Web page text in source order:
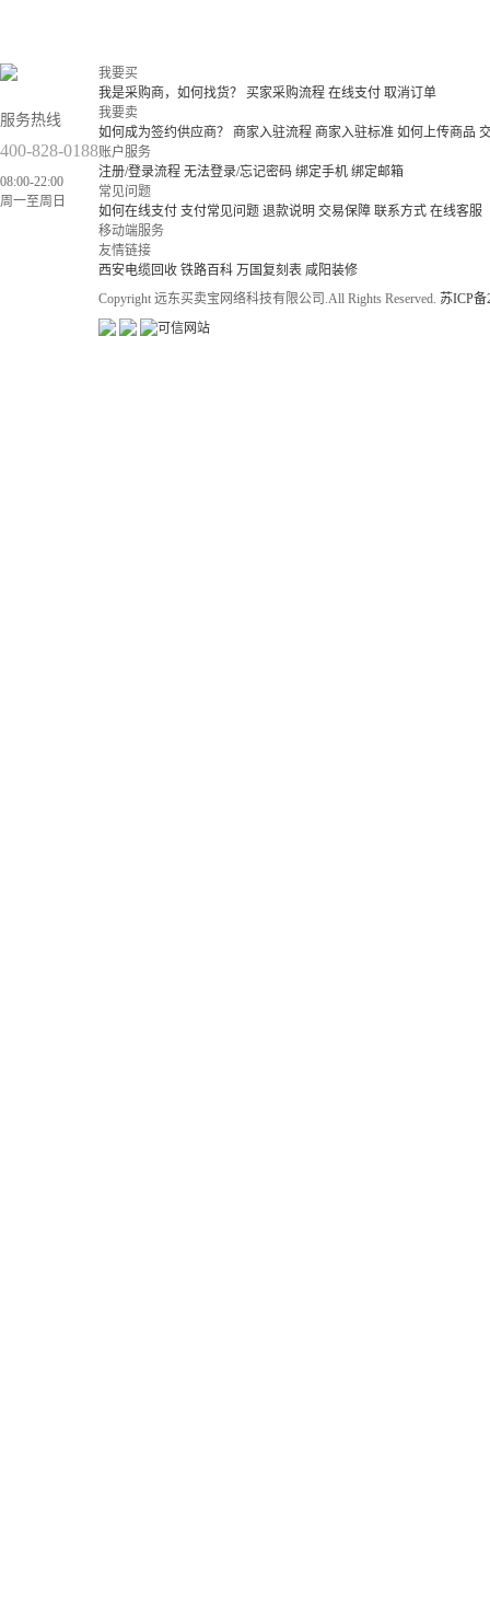
服务热线
400-828-0188
08:00-22:00
周一至周日
我要买
我是采购商，如何找货？
买家采购流程 在线支付 取消订单
我要卖
如何成为签约供应商？
商家入驻流程 商家入驻标准 如何上传商品
账户服务
注册/登录流程 无法登录/忘记密码 绑定手机 绑定邮箱
常见问题
如何在线支付 支付常见问题 退款说明 交易保障 联系方式 在线客服
移动端服务
友情链接
西安电缆回收 铁路百科 万国复刻表 咸阳装修
Copyright 远东买卖宝网络科技有限公司.All Rights Reserved. 苏ICP备